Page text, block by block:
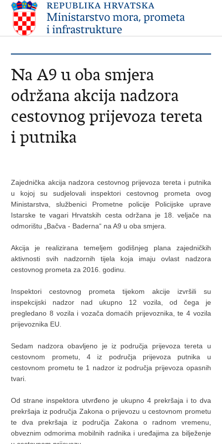
Na A9 u oba smjera
održana akcija nadzora
cestovnog prijevoza tereta
i putnika
Zajednička akcija nadzora cestovnog prijevoza tereta i putnika
u kojoj su sudjelovali inspektori cestovnog prometa ovog
Ministarstva, službenici Prometne policije Policijske uprave
Istarske te vagari Hrvatskih cesta održana je 18. veljače na
odmorištu „Bačva - Baderna“ na A9 u oba smjera.
Akcija je realizirana temeljem godišnjeg plana zajedničkih
aktivnosti svih nadzornih tijela koja imaju ovlast nadzora
cestovnog prometa za 2016. godinu.
Inspektori cestovnog prometa tijekom akcije izvršili su
inspekcijski nadzor nad ukupno 12 vozila, od čega je
pregledano 8 vozila i vozača domaćih prijevoznika, te 4 vozila
prijevoznika EU.
Sedam nadzora obavljeno je iz područja prijevoza tereta u
cestovnom prometu, 4 iz područja prijevoza putnika u
cestovnom prometu te 1 nadzor iz područja prijevoza opasnih
tvari.
Od strane inspektora utvrđeno je ukupno 4 prekršaja i to dva
prekršaja iz područja Zakona o prijevozu u cestovnom prometu
te dva prekršaja iz područja Zakona o radnom vremenu,
obveznim odmorima mobilnih radnika i uređajima za bilježenje